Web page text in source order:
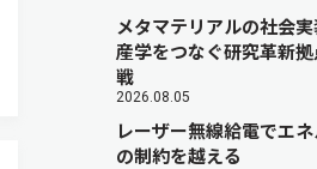
メタマテリアルの社会
産学をつなぐ研究革新
戦
2026.08.05
レーザー無線給電でエ
の制約を越える